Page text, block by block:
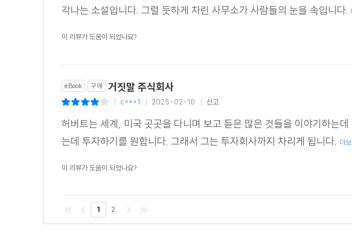
각나는 소설입니다. 그럴 듯하게 차린 사무소가 사람들의 눈을 속입니다.
이 리뷰가 도움이 되었나요?
eBook 구매 거짓말 주식회사
c***1 2025-02-10 신고
허버트는 세계, 미국 곳곳을 다니며 보고 듣은 많은 것들을 이야기하는
는데 투자하기를 원합니다. 그래서 그는 투자회사까지 차리게 됩니다. 더
이 리뷰가 도움이 되었나요?
1 2